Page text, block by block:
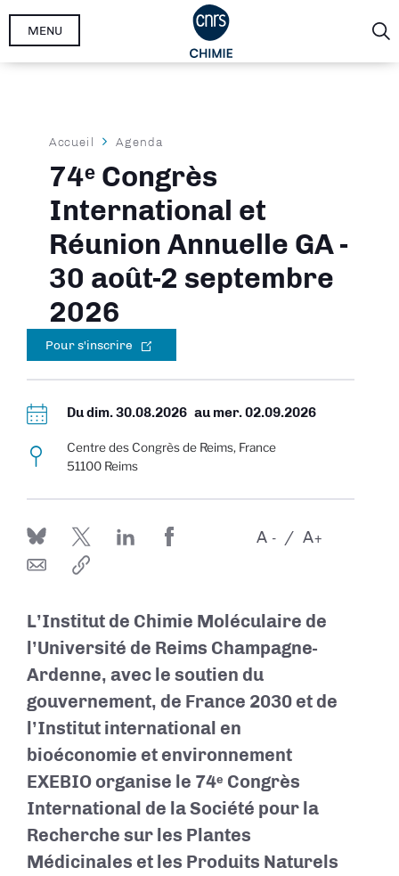
Aller
MENU
Fil
d'Ariane
Accueil Agenda
74ᵉ Congrès
International et
Réunion Annuelle GA -
30 août-2 septembre
2026
Pour s'inscrire
Dudim. 30.08.2026 au mer. 02.09.2026
Centre des Congrès de Reims, France
51100 Reims
-
A +
A
L’Institut de Chimie Moléculaire de
l’Université de Reims Champagne-
Ardenne, avec le soutien du
gouvernement, de France 2030 et de
l’Institut international en
bioéconomie et environnement
EXEBIO organise le 74ᵉ Congrès
International de la Société pour la
Recherche sur les Plantes
Médicinales et les Produits Naturels